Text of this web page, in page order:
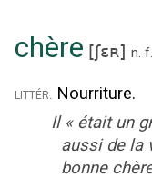
chère [ʃɛʀ] n. f.
littér. Nourriture.
Il « était un
aussi de la
bonne